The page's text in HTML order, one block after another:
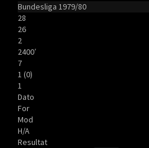
Bundesliga 1979/80
28
26
2
2400′
7
1 (0)
1
Dato
For
Mod
H/A
Resultat